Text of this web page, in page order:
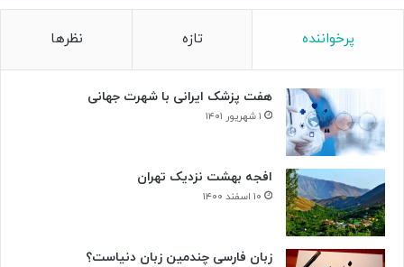
پرخواننده تازه نظرها
هفت پزشک ایرانی با شهرت جهانی
۱ شهریور ۱۴۰۱
افجه بهشت نزدیک تهران
۱۰ اسفند ۱۴۰۰
زبان فارسی چندمین زبان دنیاست؟